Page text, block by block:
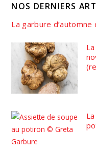
NOS DERNIERS
La garbure